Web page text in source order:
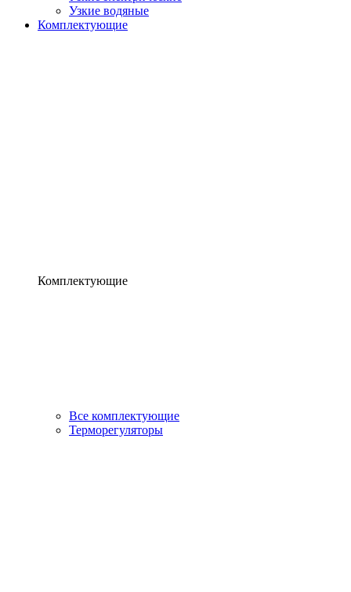
Узкие водяные
Комплектующие
Комплектующие
Все комплектующие
Терморегуляторы